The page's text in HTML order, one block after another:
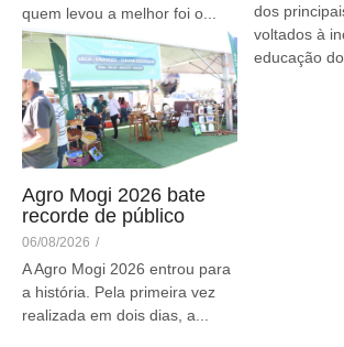
quem levou a melhor foi o...
dos
voltados à
educação do
Agro Mogi 2026 bate
recorde de público
06/08/2026 /
A Agro Mogi 2026 entrou para
a história. Pela primeira vez
realizada em dois dias, a...